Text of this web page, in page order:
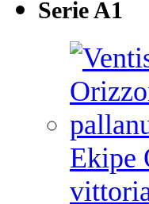
Serie A1
Ekipe